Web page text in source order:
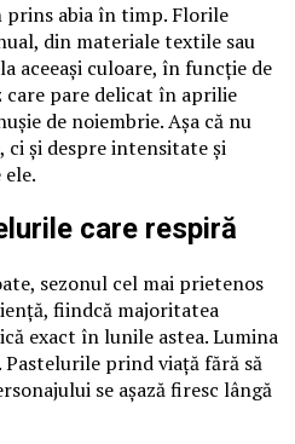
prins abia în timp. Florile
din materiale textile sau
aceeași culoare, în funcție de
pare delicat în aprilie
de noiembrie. Așa că nu
ci și despre intensitate și
care respiră
sezonul cel mai prietenos
fiindcă majoritatea
exact în lunile astea. Lumina
prind viață fără să
se așază firesc lângă